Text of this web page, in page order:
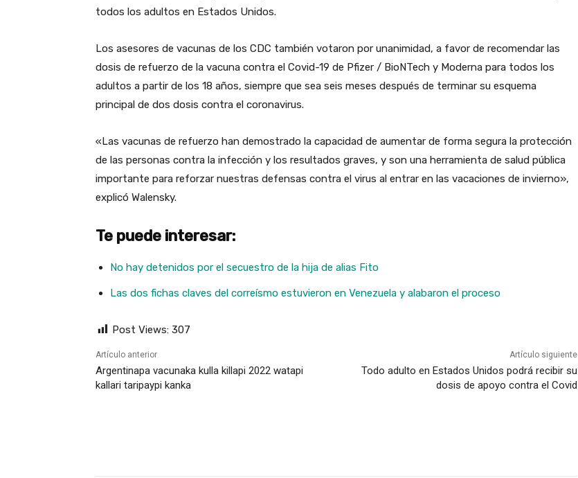
todos los adultos en Estados Unidos.
Los asesores de vacunas de los CDC también votaron por unanimidad, a favor de recomendar las
dosis de refuerzo de la vacuna contra el Covid-19 de Pfizer / BioNTech y Moderna para todos los
adultos a partir de los 18 años, siempre que sea seis meses después de terminar su esquema
principal de dos dosis contra el coronavirus.
«Las vacunas de refuerzo han demostrado la capacidad de aumentar de forma segura la protección
de las personas contra la infección y los resultados graves, y son una herramienta de salud pública
importante para reforzar nuestras defensas contra el virus al entrar en las vacaciones de invierno»,
explicó Walensky.
Te puede interesar:
No hay detenidos por el secuestro de la hija de alias Fito
Las dos fichas claves del correísmo estuvieron en Venezuela y alabaron el proceso
Post Views: 307
Artículo anterior
Argentinapa vacunaka kulla killapi 2022 watapi
kallari taripaypi kanka
Artículo siguiente
Todo adulto en Estados Unidos podrá recibir su
dosis de apoyo contra el Covid